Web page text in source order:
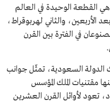
القطعة الوحيدة في العالم
الأربعين، والثاني لهربوقراط،
في الفترة بين القرن
السعودية، تمثّل جوانب
مقتنيات الملك المؤسس
تعود لأوائل القرن العشرين